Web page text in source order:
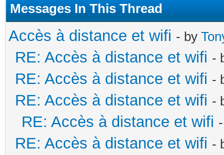
Messages In This Thread
Accès à distance et wifi - by
RE: Accès à distance et wifi -
RE: Accès à distance et wifi -
RE: Accès à distance et wifi -
RE: Accès à distance et wifi
RE: Accès à distance et wifi -